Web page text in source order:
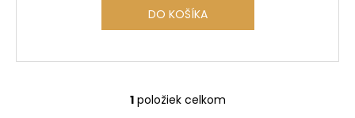
DO KOŠÍKA
O
1položiek celkom